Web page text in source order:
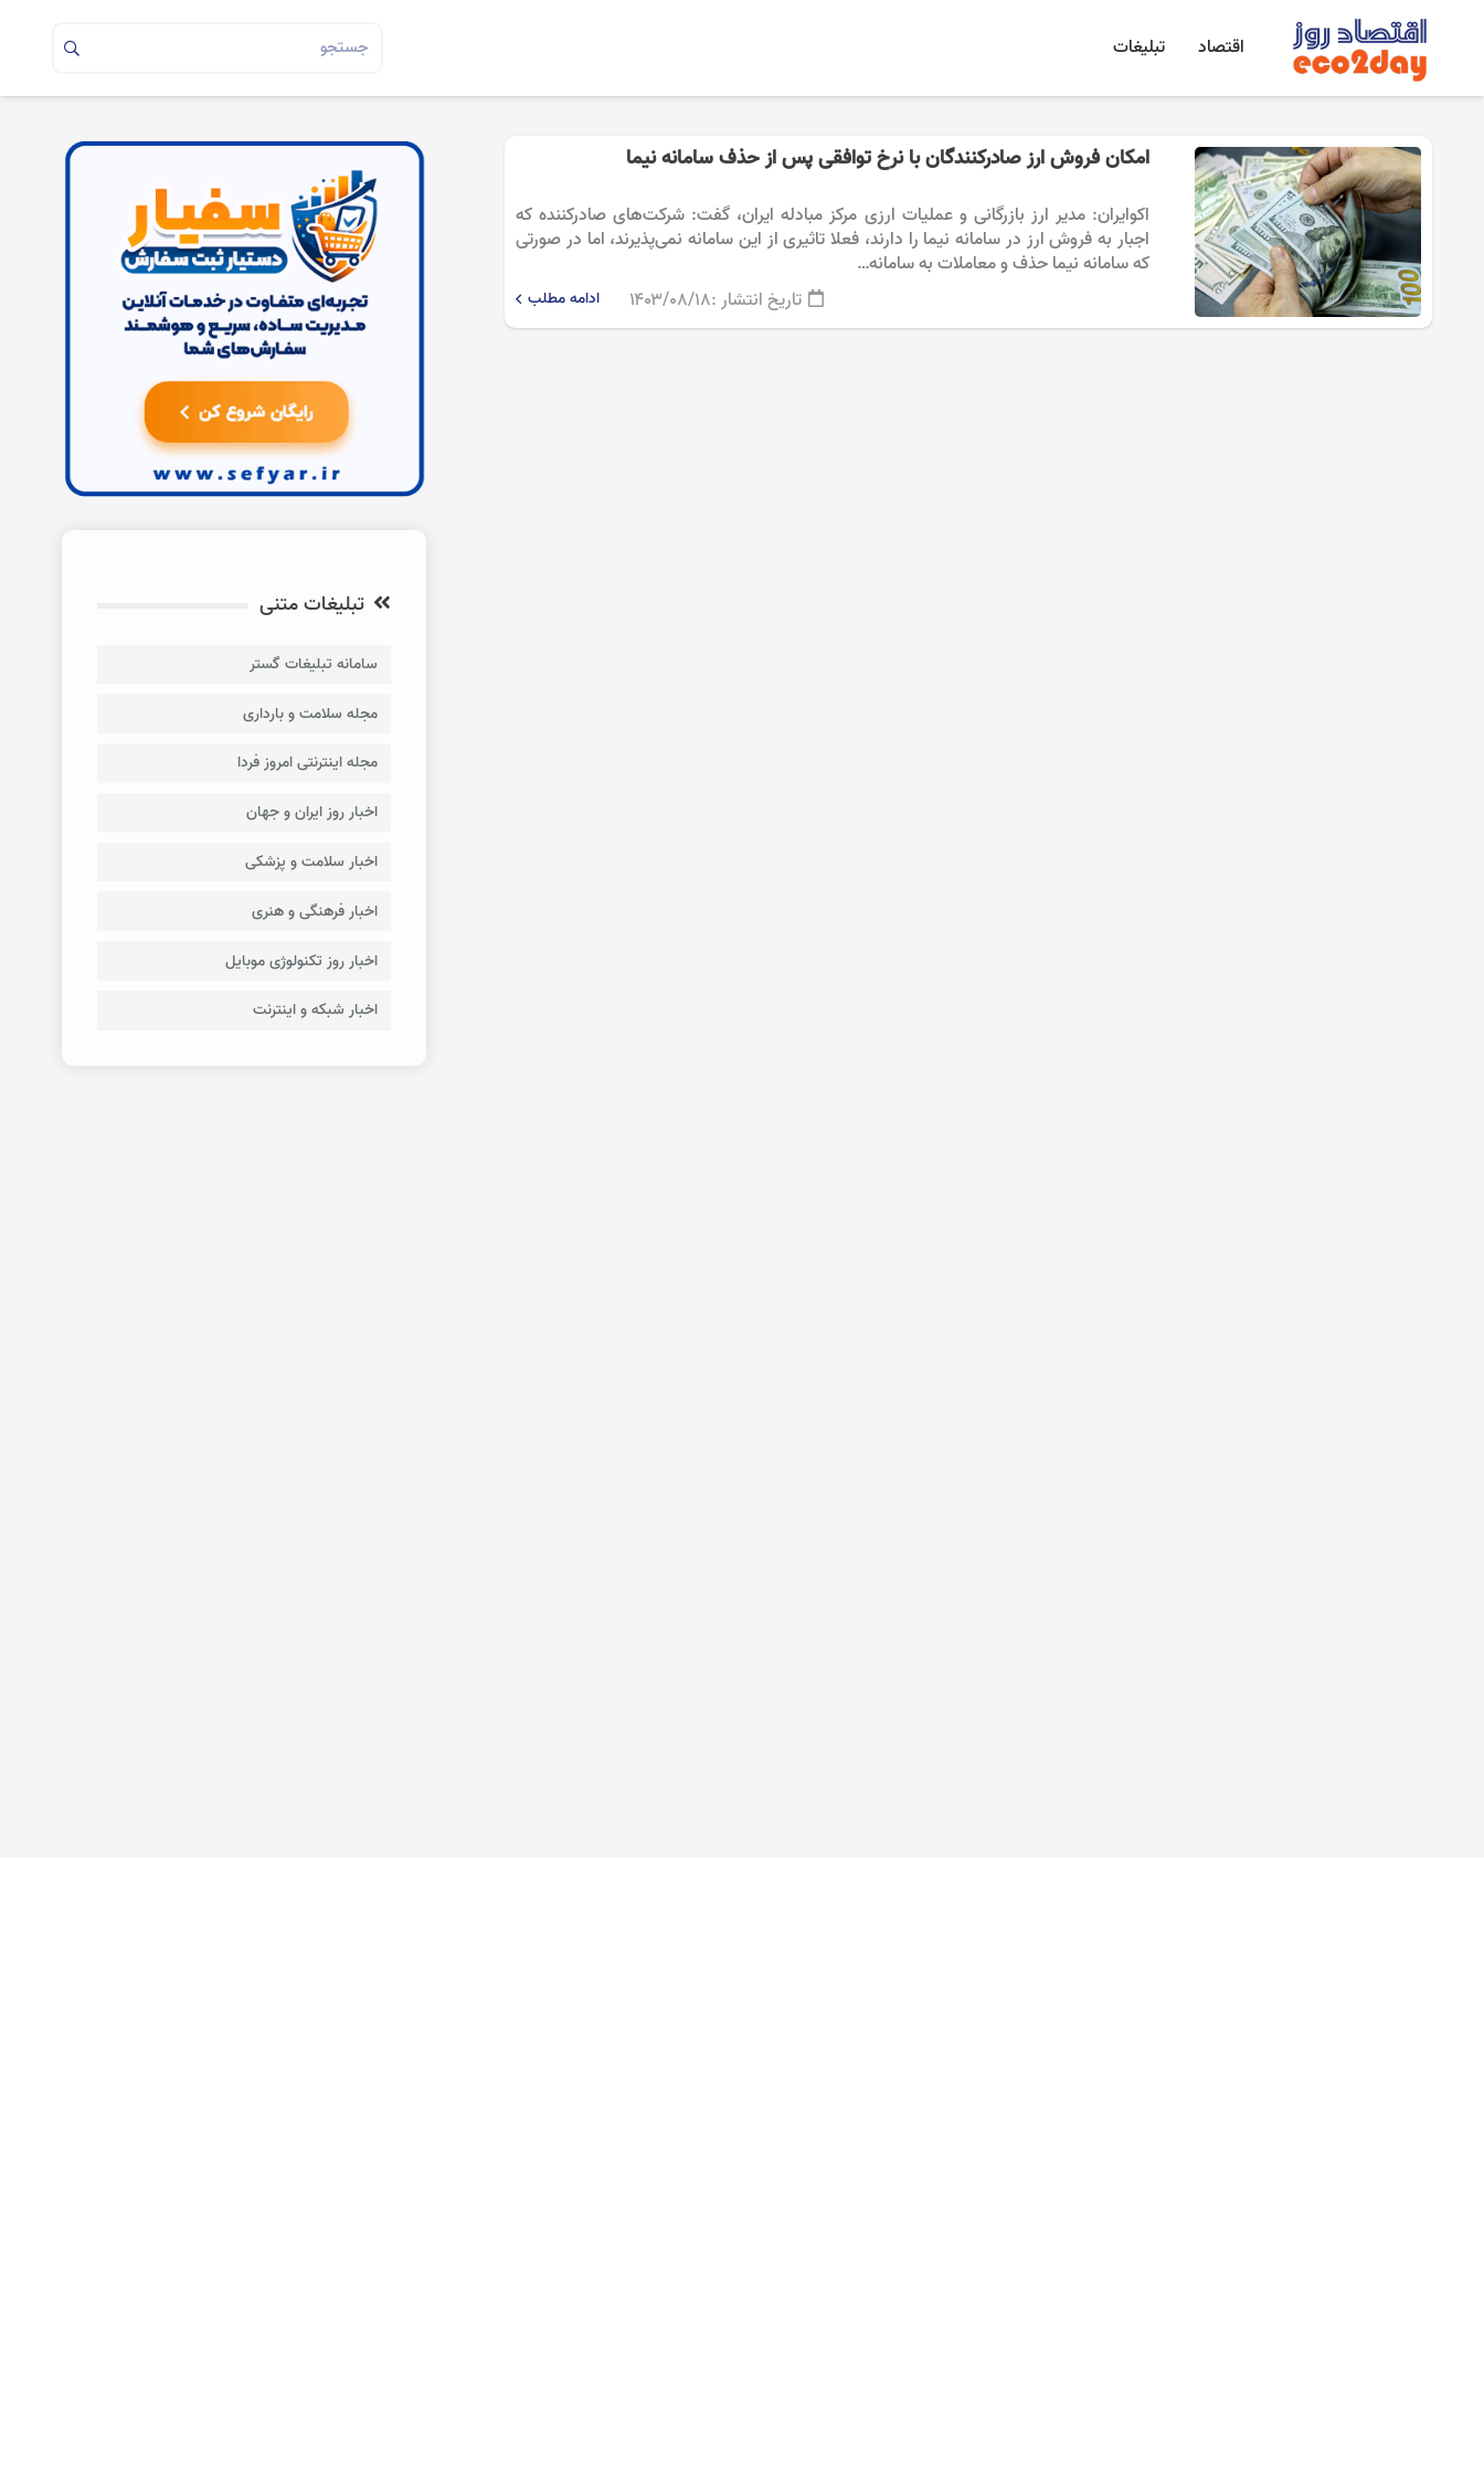
اقتصاد تبلیغات
امکان فروش ارز صادرکنندگان با نرخ توافقی پس از حذف سامانه نیما
اکوایران: مدیر ارز بازرگانی و عملیات ارزی مرکز مبادله ایران، گفت: شرکت‌های صادرکننده که
اجبار به فروش ارز در سامانه‌ نیما را دارند، فعلا تاثیری از این سامانه نمی‌پذیرند، اما در صورتی
که سامانه نیما حذف و معاملات به سامانه…
تاریخ انتشار :۱۴۰۳/۰۸/۱۸ ادامه مطلب
تبلیغات متنی
سامانه تبلیغات گستر
مجله سلامت و بارداری
مجله اینترنتی امروز فردا
اخبار روز ایران و جهان
اخبار سلامت و پزشکی
اخبار فرهنگی و هنری
اخبار روز تکنولوژی موبایل
اخبار شبکه و اینترنت